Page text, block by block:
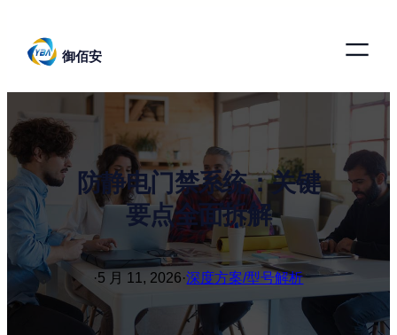
御佰安
防静电门禁系统：关键
要点全面拆解
·5 月 11, 2026·深度方案/型号解析